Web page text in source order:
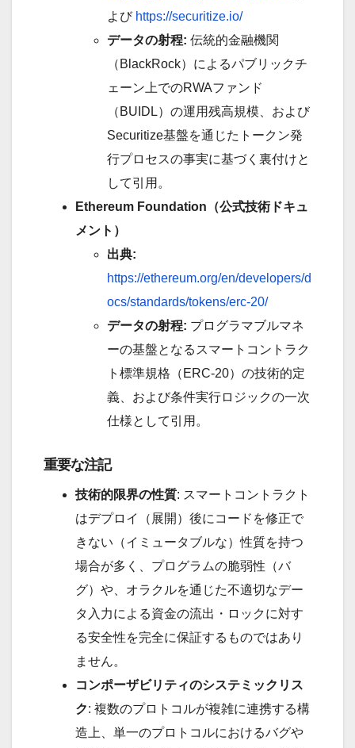
よび https://securitize.io/
データの射程: 伝統的金融機関
（BlackRock）によるパブリックチ
ェーン上でのRWAファンド
（BUIDL）の運用残高規模、および
Securitize基盤を通じたトークン発
行プロセスの事実に基づく裏付けと
して引用。
Ethereum Foundation（公式技術ドキュ
メント）
出典:
https://ethereum.org/en/developers/d
ocs/standards/tokens/erc-20/
データの射程: プログラマブルマネ
ーの基盤となるスマートコントラク
ト標準規格（ERC-20）の技術的定
義、および条件実行ロジックの一次
仕様として引用。
重要な注記
技術的限界の性質: スマートコントラクト
はデプロイ（展開）後にコードを修正で
きない（イミュータブルな）性質を持つ
場合が多く、プログラムの脆弱性（バ
グ）や、オラクルを通じた不適切なデー
タ入力による資金の流出・ロックに対す
る安全性を完全に保証するものではあり
ません。
コンポーザビリティのシステミックリス
ク: 複数のプロトコルが複雑に連携する構
造上、単一のプロトコルにおけるバグや